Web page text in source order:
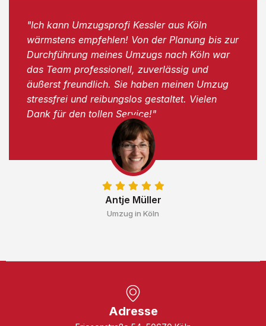
Antje Müller
Umzug in Köln
"Ich kann Umzugsprofi Kessler aus Köln
wärmstens empfehlen! Von der Planung bis zur
Durchführung meines Umzugs nach Köln war
das Team professionell, zuverlässig und
äußerst freundlich. Sie haben meinen Umzug
stressfrei und reibungslos gestaltet. Vielen
Dank für den tollen Service!"
Adresse